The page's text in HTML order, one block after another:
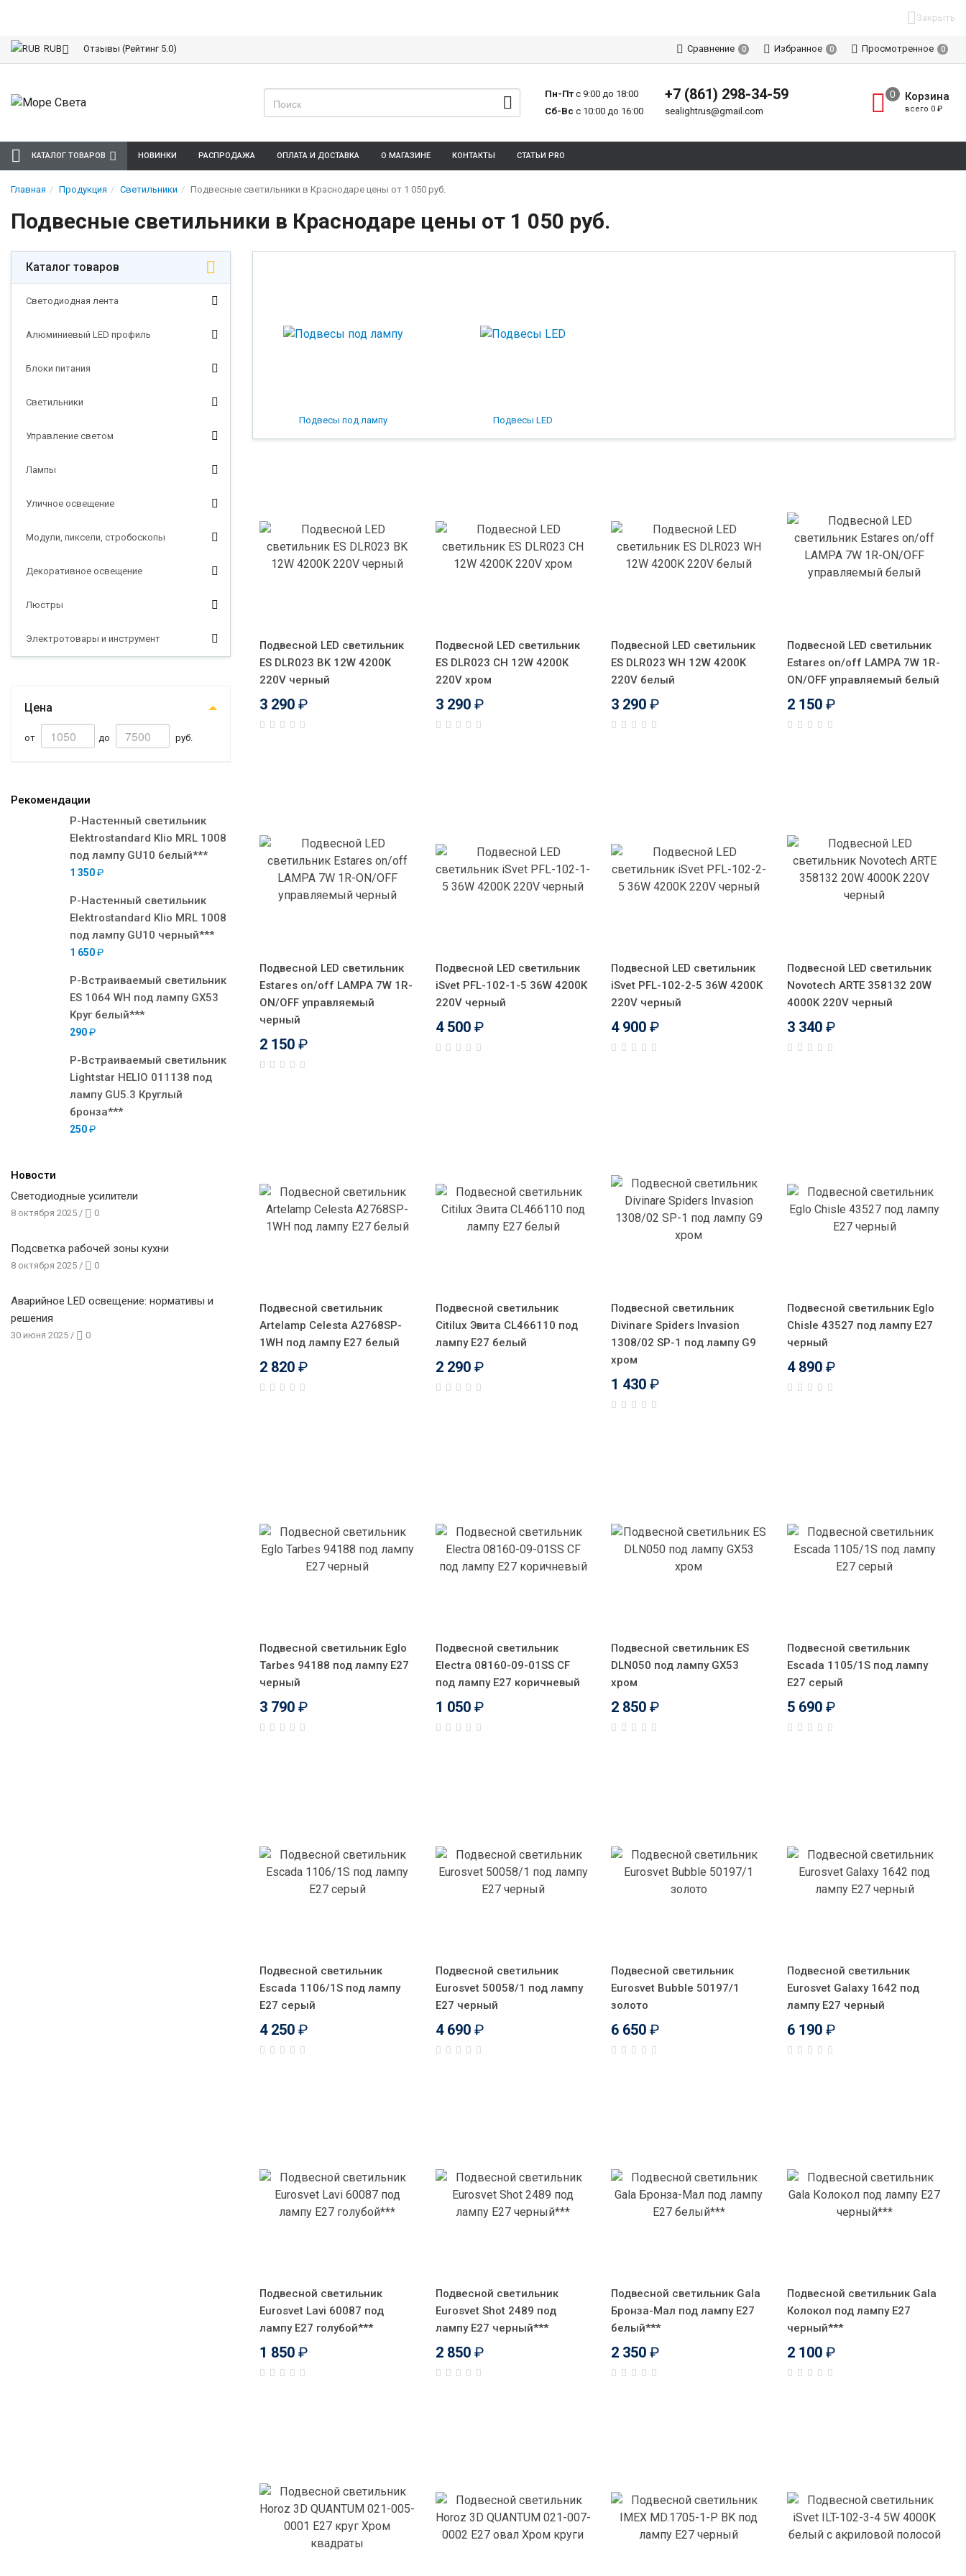
Закрыть
RUB Отзывы (Рейтинг 5.0) Сравнение 0 Избранное 0 Просмотренное 0
Пн-Птс 9:00 до 18:00
Сб-Вс с 10:00 до 16:00
+7 (861) 298-34-59
sealightrus@gmail.com
Корзина
всего 0 ₽
КАТАЛОГ ТОВАРОВ НОВИНКИ РАСПРОДАЖА ОПЛАТА И ДОСТАВКА О МАГАЗИНЕ КОНТАКТЫ СТАТЬИ PRO
Главная Продукция Светильники Подвесные светильники в Краснодаре цены от 1 050 руб.
Подвесные светильники в Краснодаре цены от 1 050 руб.
Каталог товаров
Светодиодная лента
Алюминиевый LED профиль
Блоки питания
Светильники
Управление светом
Лампы
Уличное освещение
Модули, пиксели, стробоскопы
Декоративное освещение
Люстры
Электротовары и инструмент
Цена
от до руб.
Рекомендации
Р-Настенный светильник
Elektrostandard Klio MRL 1008
под лампу GU10 белый***
1 350₽
Р-Настенный светильник
Elektrostandard Klio MRL 1008
под лампу GU10 черный***
1 650₽
Р-Встраиваемый светильник
ES 1064 WH под лампу GX53
Круг белый***
290₽
Р-Встраиваемый светильник
Lightstar HELIO 011138 под
лампу GU5.3 Круглый
бронза***
250₽
Новости
Светодиодные усилители
8 октября 2025 / 0
Подсветка рабочей зоны кухни
8 октября 2025 / 0
Аварийное LED освещение: нормативы и
решения
30 июня 2025 / 0
Подвесы под лампу Подвесы LED
Подвесной LED светильник
ES DLR023 BK 12W 4200K
220V черный
3 290 ₽
Подвесной LED светильник
ES DLR023 CH 12W 4200K
220V хром
3 290 ₽
Подвесной LED светильник
ES DLR023 WH 12W 4200K
220V белый
3 290 ₽
Подвесной LED светильник
Estares on/off LAMPA 7W 1R-
ON/OFF управляемый белый
2 150 ₽
Подвесной LED светильник
Estares on/off LAMPA 7W 1R-
ON/OFF управляемый
черный
2 150 ₽
Подвесной LED светильник
iSvet PFL-102-1-5 36W 4200K
220V черный
4 500 ₽
Подвесной LED светильник
iSvet PFL-102-2-5 36W 4200K
220V черный
4 900 ₽
Подвесной LED светильник
Novotech ARTE 358132 20W
4000K 220V черный
3 340 ₽
Подвесной светильник
Artelamp Celesta A2768SP-
1WH под лампу E27 белый
2 820 ₽
Подвесной светильник
Citilux Эвита CL466110 под
лампу Е27 белый
2 290 ₽
Подвесной светильник
Divinare Spiders Invasion
1308/02 SP-1 под лампу G9
хром
1 430 ₽
Подвесной светильник Eglo
Chisle 43527 под лампу E27
черный
4 890 ₽
Подвесной светильник Eglo
Tarbes 94188 под лампу Е27
черный
3 790 ₽
Подвесной светильник
Electra 08160-09-01SS CF
под лампу E27 коричневый
1 050 ₽
Подвесной светильник ES
DLN050 под лампу GX53
хром
2 850 ₽
Подвесной светильник
Escada 1105/1S под лампу
Е27 серый
5 690 ₽
Подвесной светильник
Escada 1106/1S под лампу
Е27 серый
4 250 ₽
Подвесной светильник
Eurosvet 50058/1 под лампу
E27 черный
4 690 ₽
Подвесной светильник
Eurosvet Bubble 50197/1
золото
6 650 ₽
Подвесной светильник
Eurosvet Galaxy 1642 под
лампу E27 черный
6 190 ₽
Подвесной светильник
Eurosvet Lavi 60087 под
лампу E27 голубой***
1 850 ₽
Подвесной светильник
Eurosvet Shot 2489 под
лампу E27 черный***
2 850 ₽
Подвесной светильник Gala
Бронза-Мал под лампу Е27
белый***
2 350 ₽
Подвесной светильник Gala
Колокол под лампу Е27
черный***
2 100 ₽